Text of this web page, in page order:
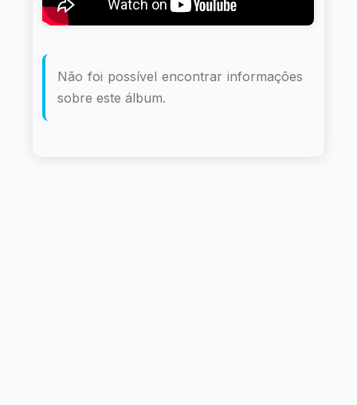
Não foi possível encontrar informações
sobre este álbum.